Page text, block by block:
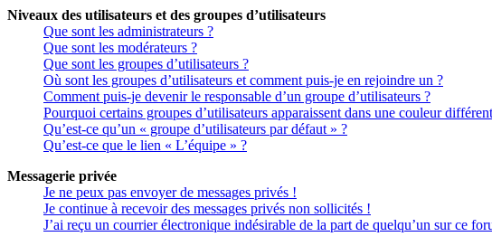
Niveaux des utilisateurs et des groupes d’utilisateurs
Que sont les administrateurs ?
Que sont les modérateurs ?
Que sont les groupes d’utilisateurs ?
Où sont les groupes d’utilisateurs et comment puis-je en rejoindre un ?
Comment puis-je devenir le responsable d’un groupe d’utilisateurs ?
Pourquoi certains groupes d’utilisateurs apparaissent dans une couleur
Qu’est-ce qu’un « groupe d’utilisateurs par défaut » ?
Qu’est-ce que le lien « L’équipe » ?
Messagerie privée
Je ne peux pas envoyer de messages privés !
Je continue à recevoir des messages privés non sollicités !
J’ai reçu un courrier électronique indésirable de la part de quelqu’un sur ce